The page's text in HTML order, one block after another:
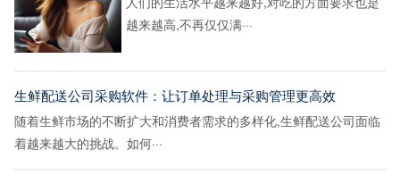
越来越高,不再仅仅满···
生鲜配送公司采购软件：让订单处理与采购管理更高效
随着生鲜市场的不断扩大和消费者需求的多样化,生鲜配送公司面临
着越来越大的挑战。如何···